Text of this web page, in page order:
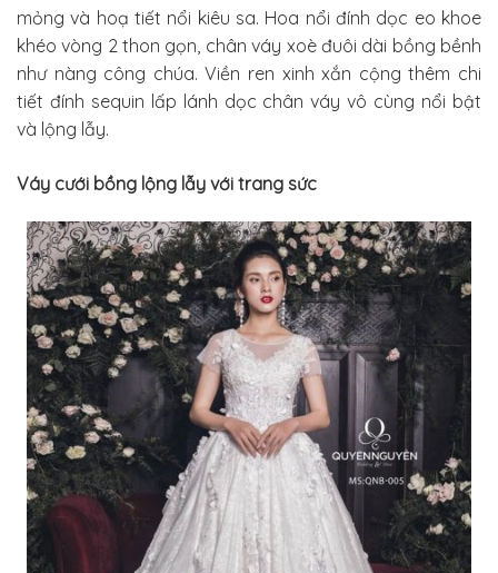
mỏng và hoạ tiết nổi kiêu sa. Hoa nổi đính dọc eo khoe
khéo vòng 2 thon gọn, chân váy xoè đuôi dài bồng bềnh
như nàng công chúa. Viền ren xinh xắn cộng thêm chi
tiết đính sequin lấp lánh dọc chân váy vô cùng nổi bật
và lộng lẫy.
Váy cưới bồng lộng lẫy với trang sức